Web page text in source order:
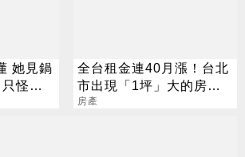
她見鍋
怪當
全台租金連40月漲！台北
市出現「1坪」大的房間
月租9千元
房產